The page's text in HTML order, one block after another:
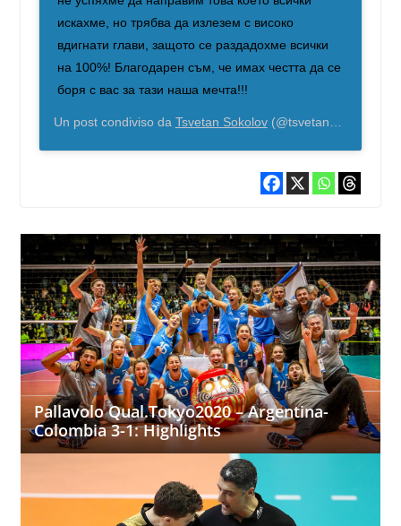
искахме, но трябва да излезем с високо
вдигнати глави, защото се раздадохме всички
на 100%! Благодарен съм, че имах честта да се
боря с вас за тази наша мечта!!!
Un post condiviso da Tsvetan Sokolov(@tsvetan_sokolov) in data:
Pallavolo Qual.Tokyo2020 – Argentina-
Colombia 3-1: Highlights